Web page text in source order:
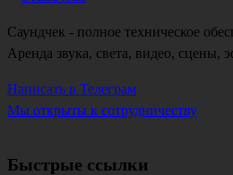
Саундчек - полное техническое
Аренда звука, света, видео, сцены,
Написать в Телеграм
Мы открыты к сотрудничеству
Быстрые ссылки